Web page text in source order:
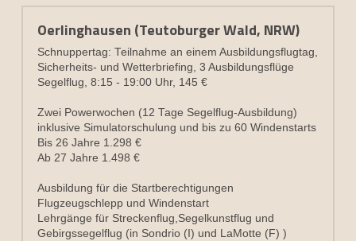
Oerlinghausen (Teutoburger Wald, NRW)
Schnuppertag: Teilnahme an einem Ausbildungsflugtag,
Sicherheits- und Wetterbriefing, 3 Ausbildungsflüge
Segelflug, 8:15 - 19:00 Uhr, 145 €
Zwei Powerwochen (12 Tage Segelflug-Ausbildung)
inklusive Simulatorschulung und bis zu 60 Windenstarts
Bis 26 Jahre 1.298 €
Ab 27 Jahre 1.498 €
Ausbildung für die Startberechtigungen
Flugzeugschlepp und Windenstart
Lehrgänge für Streckenflug,Segelkunstflug und
Gebirgssegelflug (in Sondrio (I) und LaMotte (F) )